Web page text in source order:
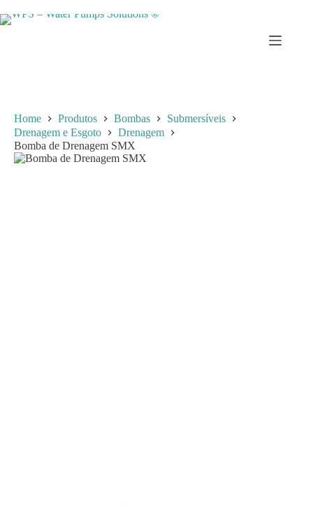
to
Home Produtos Bombas
Submersíveis
Drenagem e Esgoto
Drenagem
Bomba de Drenagem SMX